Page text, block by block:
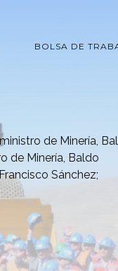
BOLSA DE
de Minería,
de Minería, Baldo
Sánchez;